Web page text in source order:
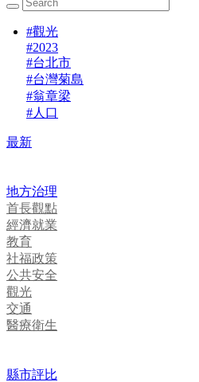
#觀光
#2023
#台北市
#台灣菊島
#翁章梁
#人口
最新
地方治理
首長觀點
經濟就業
教育
社福政策
公共安全
觀光
交通
醫療衛生
縣市評比